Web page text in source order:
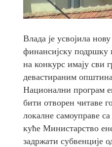
Влада је усвојила
финансијску подршку
на конкурс имају сви
девастираним
Национални програм
бити отворен читаве
локалне самоуправе
куће Министарство
задржати субвенције